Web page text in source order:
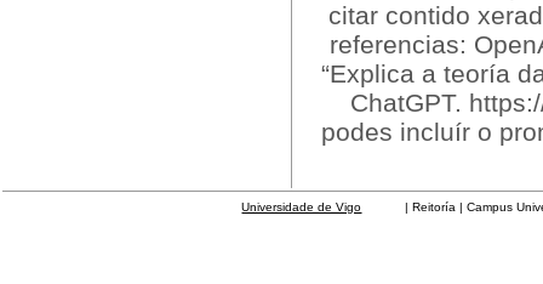
citar contido
referencias:
“Explica a teoría
ChatGPT.
podes incluír o
Universidade de Vigo | Reitoría | Campus